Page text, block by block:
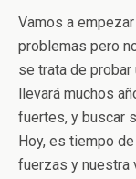
Vamos a
problemas pero
se trata de
llevará muchos
fuertes, y buscar
Hoy, es tiempo
fuerzas y nuestra